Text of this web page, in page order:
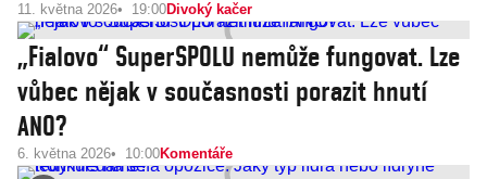
11. května 2026 19:00Divoký kačer
„Fialovo“ SuperSPOLU nemůže fungovat. Lze
vůbec nějak v současnosti porazit hnutí
ANO?
6. května 2026 10:00Komentáře